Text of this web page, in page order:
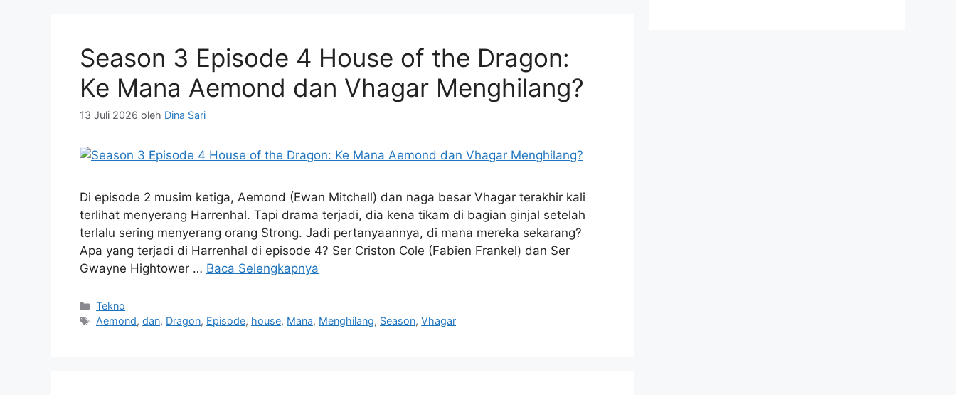
Season 3 Episode 4 House of the Dragon:
Ke Mana Aemond dan Vhagar Menghilang?
13 Juli 2026 oleh Dina Sari
Di episode 2 musim ketiga, Aemond (Ewan Mitchell) dan naga besar Vhagar terakhir kali
terlihat menyerang Harrenhal. Tapi drama terjadi, dia kena tikam di bagian ginjal setelah
terlalu sering menyerang orang Strong. Jadi pertanyaannya, di mana mereka sekarang?
Apa yang terjadi di Harrenhal di episode 4? Ser Criston Cole (Fabien Frankel) dan Ser
Gwayne Hightower … Baca Selengkapnya
Kategori
Tekno
Tag
Aemond,dan, Dragon, Episode, house, Mana, Menghilang, Season,Vhagar